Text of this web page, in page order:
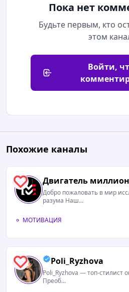
Пока нет
Будьте первым, кто
этом
Войти,
Похожие каналы
1 Двигатель
Добро пожаловать в мир
разума Наш...
МОТИВАЦИЯ
0 Poli_Ryzhova
Poli_Ryzhova — топ-стилист
Преоб...